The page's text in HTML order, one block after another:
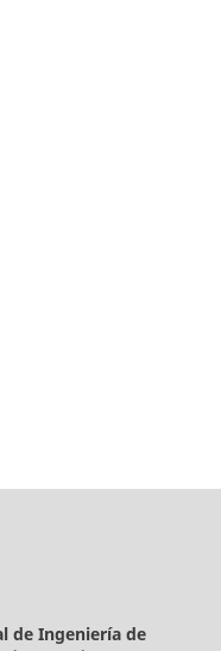
de Ingeniería de